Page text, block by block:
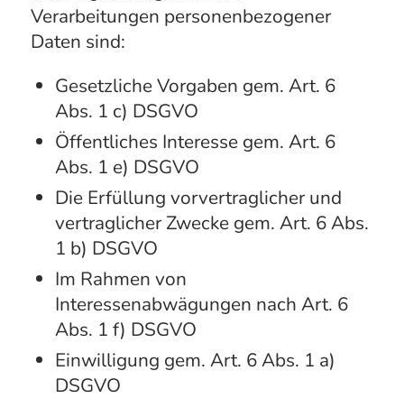
Verarbeitungen personenbezogener
Daten sind:
Gesetzliche Vorgaben gem. Art. 6
Abs. 1 c) DSGVO
Öffentliches Interesse gem. Art. 6
Abs. 1 e) DSGVO
Die Erfüllung vorvertraglicher und
vertraglicher Zwecke gem. Art. 6 Abs.
1 b) DSGVO
Im Rahmen von
Interessenabwägungen nach Art. 6
Abs. 1 f) DSGVO
Einwilligung gem. Art. 6 Abs. 1 a)
DSGVO